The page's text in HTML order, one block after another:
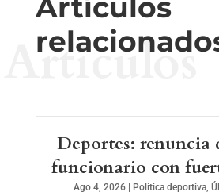
Artículos
Artículos
Deportes: renuncia
funcionario con
Ago 4, 2026 Política deportiva,